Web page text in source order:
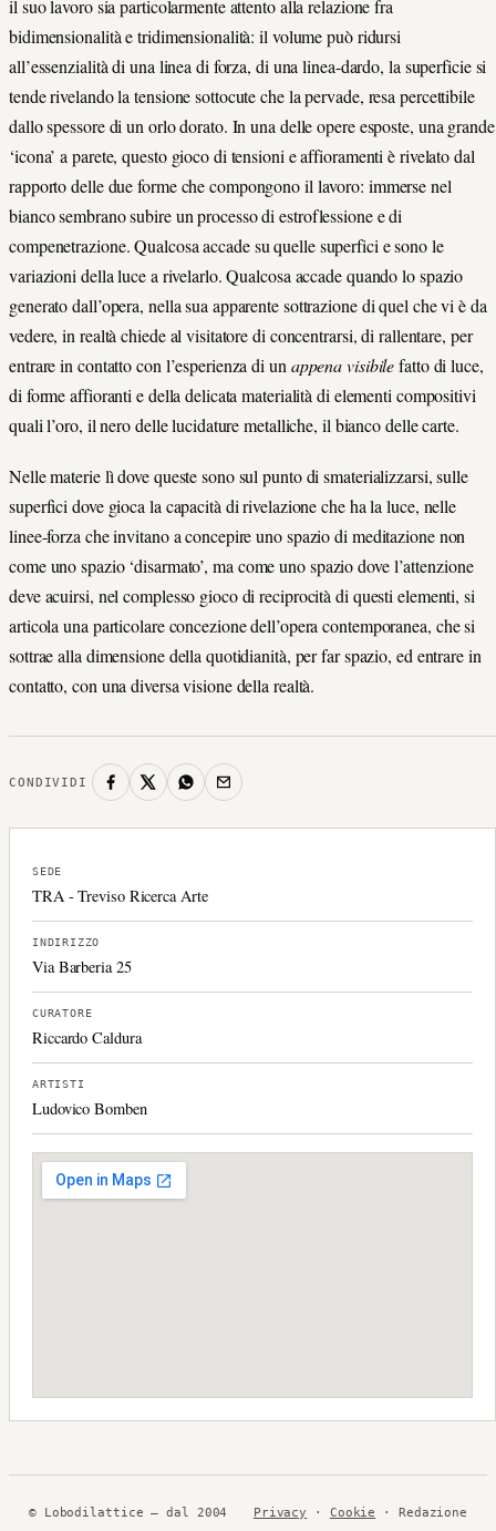
il suo lavoro sia particolarmente attento alla relazione fra
bidimensionalità e tridimensionalità: il volume può ridursi
all’essenzialità di una linea di forza, di una linea-dardo, la superficie si
tende rivelando la tensione sottocute che la pervade, resa percettibile
dallo spessore di un orlo dorato. In una delle opere esposte, una grande
‘icona’ a parete, questo gioco di tensioni e affioramenti è rivelato dal
rapporto delle due forme che compongono il lavoro: immerse nel
bianco sembrano subire un processo di estroflessione e di
compenetrazione. Qualcosa accade su quelle superfici e sono le
variazioni della luce a rivelarlo. Qualcosa accade quando lo spazio
generato dall’opera, nella sua apparente sottrazione di quel che vi è da
vedere, in realtà chiede al visitatore di concentrarsi, di rallentare, per
entrare in contatto con l’esperienza di un appena visibilefatto di luce,
di forme affioranti e della delicata materialità di elementi compositivi
quali l’oro, il nero delle lucidature metalliche, il bianco delle carte.
Nelle materie lì dove queste sono sul punto di smaterializzarsi, sulle
superfici dove gioca la capacità di rivelazione che ha la luce, nelle
linee-forza che invitano a concepire uno spazio di meditazione non
come uno spazio ‘disarmato’, ma come uno spazio dove l’attenzione
deve acuirsi, nel complesso gioco di reciprocità di questi elementi, si
articola una particolare concezione dell’opera contemporanea, che si
sottrae alla dimensione della quotidianità, per far spazio, ed entrare in
contatto, con una diversa visione della realtà.
CONDIVIDI
SEDE
TRA - Treviso Ricerca Arte
INDIRIZZO
Via Barberia 25
CURATORE
Riccardo Caldura
ARTISTI
Ludovico Bomben
© Lobodilattice — dal 2004 Privacy · Cookie · Redazione